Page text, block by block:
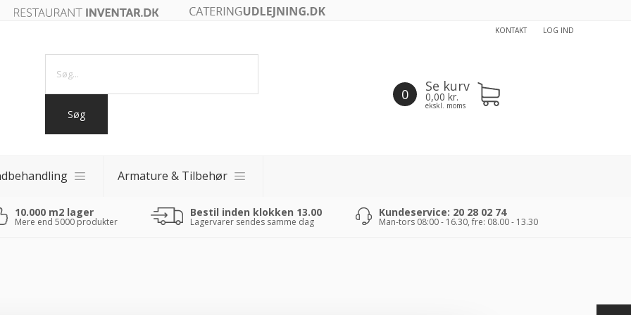
KONTAKT LOG IND
0 Se kurv
0,00 kr.
ekskl. moms
Armature & Tilbehør
40x40)
10.000 m2 lager
Mere end 5000 produkter
Bestil inden klokken 13.00
Lagervarer sendes samme dag
Kundeservice: 20 28 02 74
Man-tors 08:00 - 16.30, fre: 08.00 - 13.30